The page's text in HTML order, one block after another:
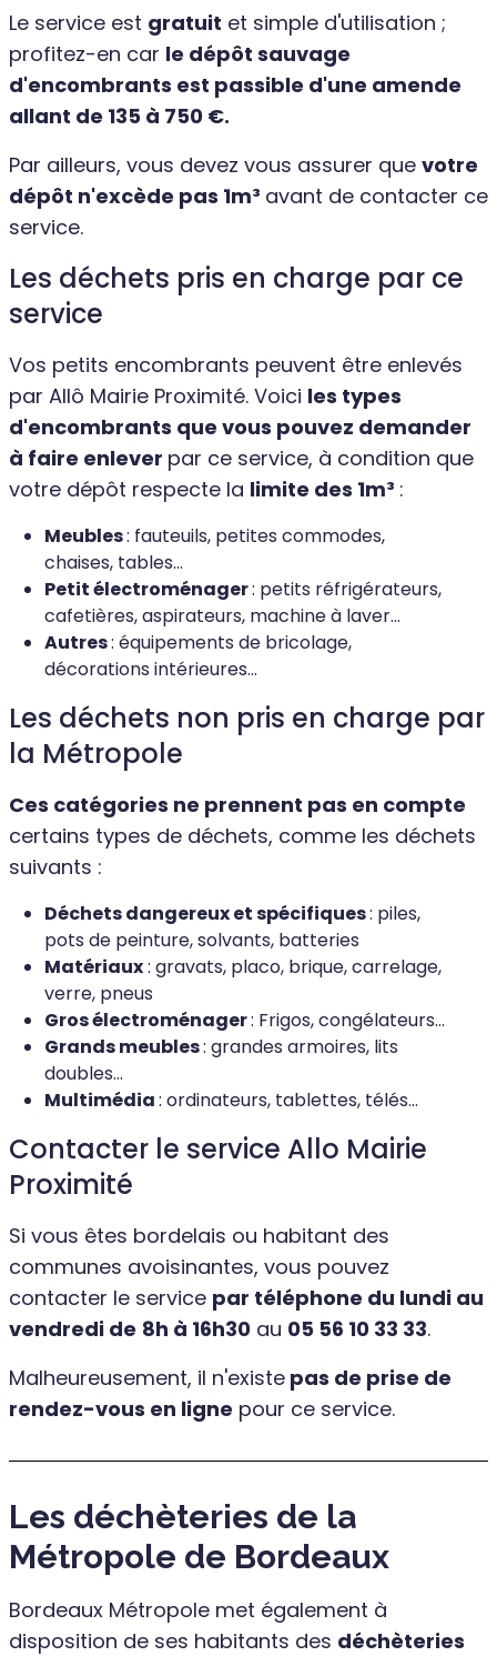
Le service est gratuit et simple d'utilisation ;
profitez-en car le dépôt sauvage
d'encombrants est passible d'une amende
allant de 135 à 750 €.
Par ailleurs, vous devez vous assurer que votre
dépôt n'excède pas 1m³ avant de contacter ce
service.
Les déchets pris en charge par ce
service
Vos petits encombrants peuvent être enlevés
par Allô Mairie Proximité. Voici les types
d'encombrants que vous pouvez demander
à faire enlever par ce service, à condition que
votre dépôt respecte la limite des 1m³ :
Meubles: fauteuils, petites commodes,
chaises, tables...
Petit électroménager: petits réfrigérateurs,
cafetières, aspirateurs, machine à laver...
Autres: équipements de bricolage,
décorations intérieures...
Les déchets non pris en charge par
la Métropole
Ces catégories ne prennent pas en compte
certains types de déchets, comme les déchets
suivants :
Déchets dangereux et spécifiques: piles,
pots de peinture, solvants, batteries
Matériaux: gravats, placo, brique, carrelage,
verre, pneus
Gros électroménager: Frigos, congélateurs...
Grands meubles: grandes armoires, lits
doubles...
Multimédia: ordinateurs, tablettes, télés...
Contacter le service Allo Mairie
Proximité
Si vous êtes bordelais ou habitant des
communes avoisinantes, vous pouvez
contacter le service par téléphone du lundi au
vendredi de 8h à 16h30 au 05 56 10 33 33.
Malheureusement, il n'existe pas de prise de
rendez-vous en ligne pour ce service.
Les déchèteries de la
Métropole de Bordeaux
Bordeaux Métropole met également à
disposition de ses habitants des déchèteries